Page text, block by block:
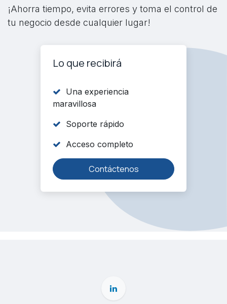
¡Ahorra tiempo, evita errores y toma el control de
tu negocio desde cualquier lugar!
Lo que recibirá
Una experiencia
maravillosa
Soporte rápido
Acceso completo
Contáctenos